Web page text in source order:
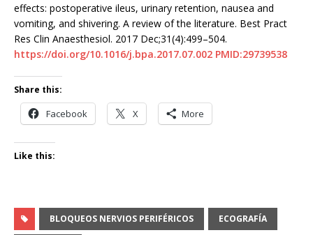
effects: postoperative ileus, urinary retention, nausea and
vomiting, and shivering. A review of the literature. Best Pract
Res Clin Anaesthesiol. 2017 Dec;31(4):499–504.
https://doi.org/10.1016/j.bpa.2017.07.002 PMID:29739538
Share this:
Facebook X More
Like this:
BLOQUEOS NERVIOS PERIFÉRICOS ECOGRAFÍA